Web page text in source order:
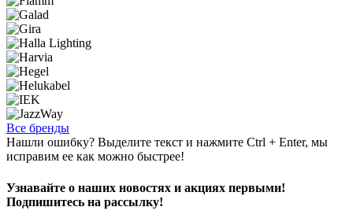
Все бренды
Нашли ошибку? Выделите текст и нажмите Ctrl + Enter, мы
исправим ее как можно быстрее!
Узнавайте о наших новостях и акциях первыми!
Подпишитесь на рассылку!